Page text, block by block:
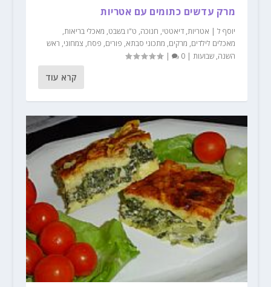
מרק עדשים כתומים עם אטריות
יוסף ל| אטריות, דיאטטי, חנוכה, ט"ו בשבט, מאכלי בריאות,
מאכלים לילדים, מרקים, מתכוני סבתא, פורים, פסח, צמחוני, ראש
השנה, שבועות|
0
|
קרא עוד